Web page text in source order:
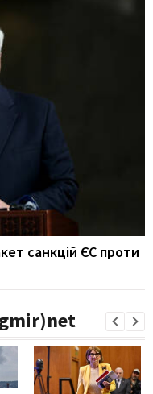
санкцій ЄС проти